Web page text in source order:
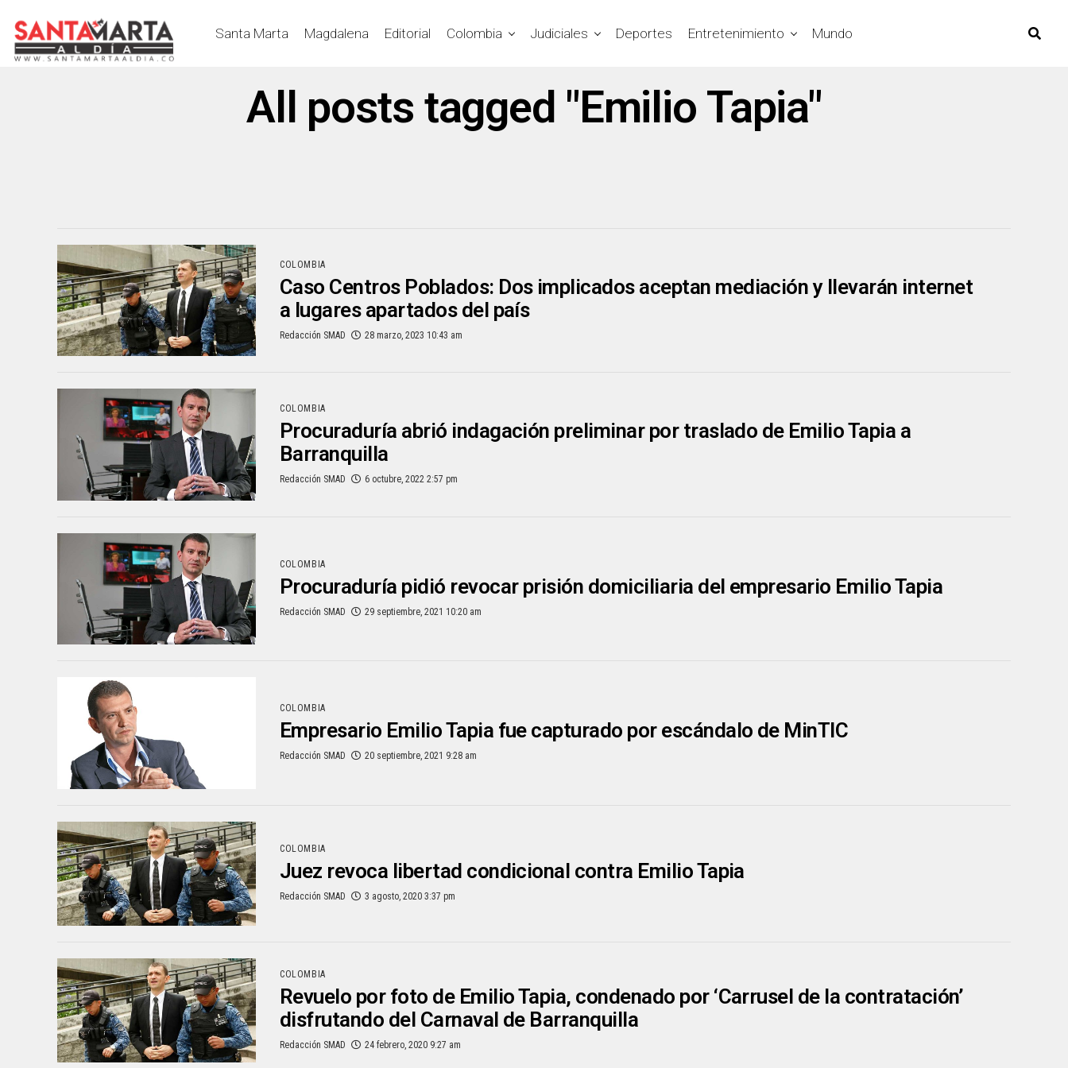
Santa Marta Magdalena Editorial Colombia Judiciales Deportes Entretenimiento Mundo
All posts tagged "Emilio Tapia"
COLOMBIA
Caso Centros Poblados: Dos implicados aceptan mediación y llevarán internet
a lugares apartados del país
Redacción SMAD 28 marzo, 2023 10:43 am
COLOMBIA
Procuraduría abrió indagación preliminar por traslado de Emilio Tapia a
Barranquilla
Redacción SMAD 6 octubre, 2022 2:57 pm
COLOMBIA
Procuraduría pidió revocar prisión domiciliaria del empresario Emilio Tapia
Redacción SMAD 29 septiembre, 2021 10:20 am
COLOMBIA
Empresario Emilio Tapia fue capturado por escándalo de MinTIC
Redacción SMAD 20 septiembre, 2021 9:28 am
COLOMBIA
Juez revoca libertad condicional contra Emilio Tapia
Redacción SMAD 3 agosto, 2020 3:37 pm
COLOMBIA
Revuelo por foto de Emilio Tapia, condenado por ‘Carrusel de la contratación’
disfrutando del Carnaval de Barranquilla
Redacción SMAD 24 febrero, 2020 9:27 am